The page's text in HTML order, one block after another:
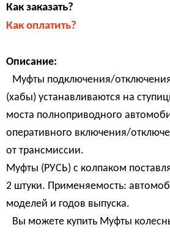
Как заказать?
Как оплатить?
Описание:
Муфты подключения/
(хабы) устанавливаются на
моста полноприводного
оперативного включения/
от трансмиссии.
Муфты (РУСЬ) с колпаком
2 штуки. Применяемость:
моделей и годов выпуска.
Вы можете купить Муфты